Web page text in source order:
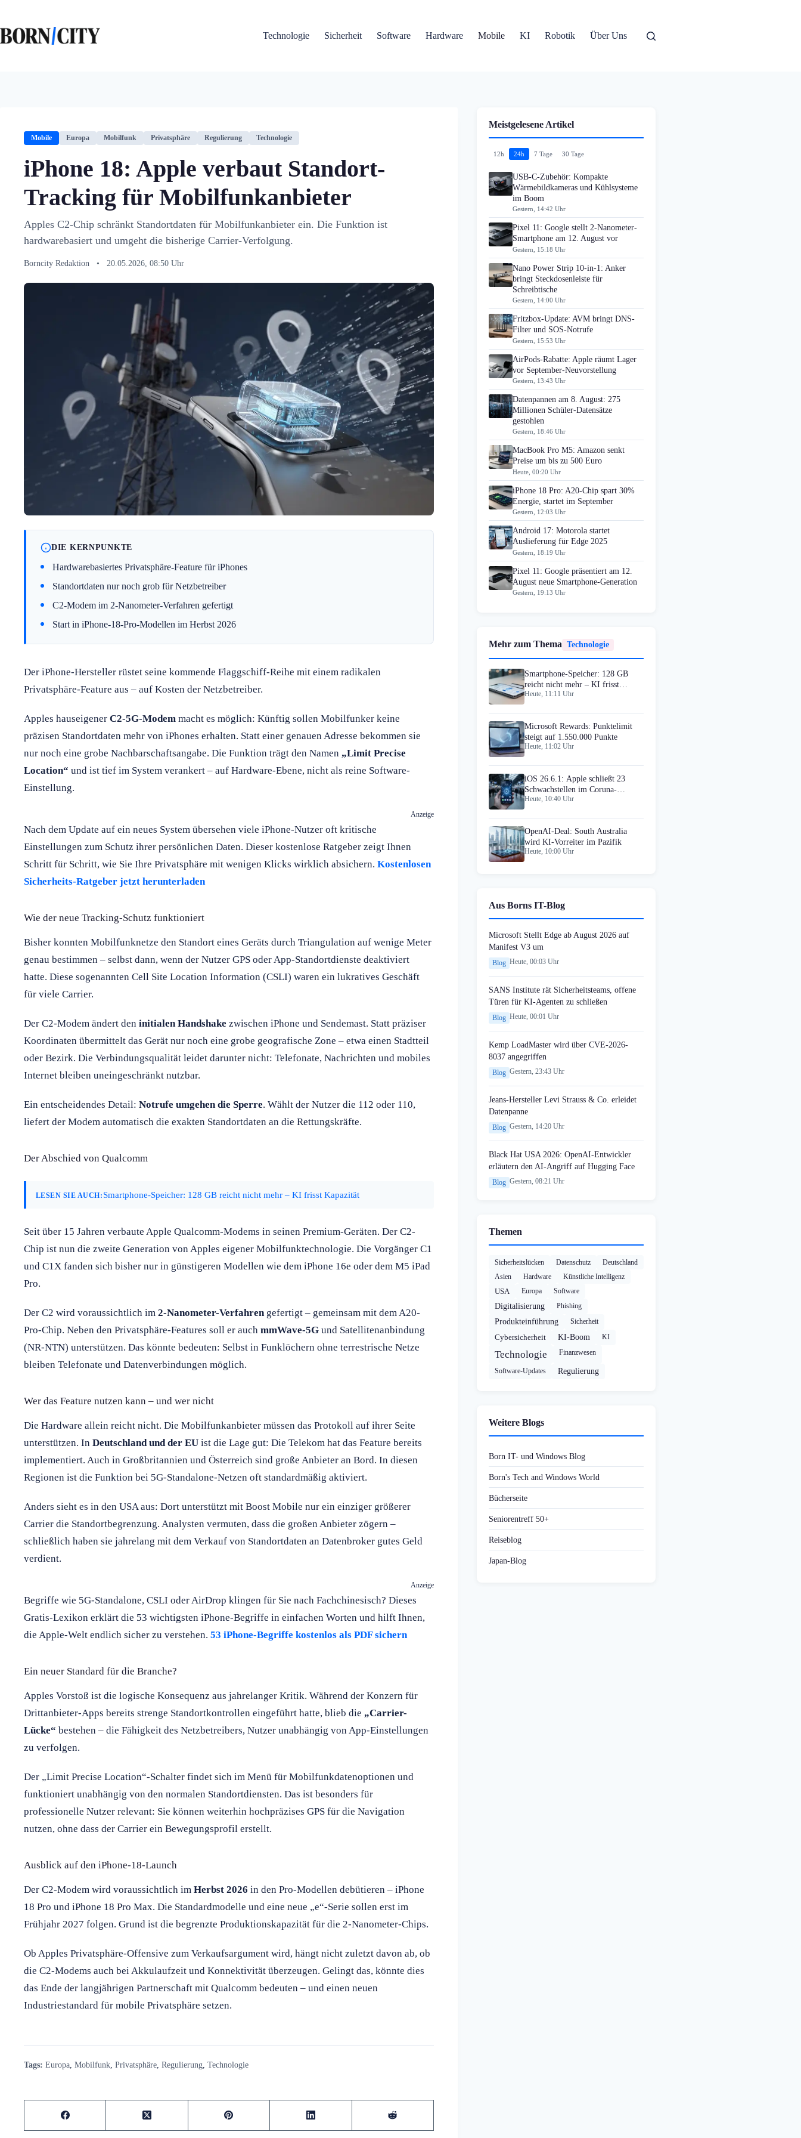
springen
Technologie
Sicherheit Software Hardware Mobile KI Robotik Über Uns
Mobile Europa Mobilfunk Privatsphäre Regulierung Technologie
iPhone 18: Apple verbaut Standort-
Tracking für Mobilfunkanbieter
Apples C2-Chip schränkt Standortdaten für Mobilfunkanbieter ein. Die Funktion ist
hardwarebasiert und umgeht die bisherige Carrier-Verfolgung.
Borncity Redaktion • 20.05.2026, 08:50 Uhr
DIE KERNPUNKTE
Hardwarebasiertes Privatsphäre-Feature für iPhones
Standortdaten nur noch grob für Netzbetreiber
C2-Modem im 2-Nanometer-Verfahren gefertigt
Start in iPhone-18-Pro-Modellen im Herbst 2026
Der iPhone-Hersteller rüstet seine kommende Flaggschiff-Reihe mit einem radikalen
Privatsphäre-Feature aus – auf Kosten der Netzbetreiber.
Apples hauseigener C2-5G-Modem macht es möglich: Künftig sollen Mobilfunker keine
präzisen Standortdaten mehr von iPhones erhalten. Statt einer genauen Adresse bekommen sie
nur noch eine grobe Nachbarschaftsangabe. Die Funktion trägt den Namen „Limit Precise
Location“ und ist tief im System verankert – auf Hardware-Ebene, nicht als reine Software-
Einstellung.
Anzeige
Nach dem Update auf ein neues System übersehen viele iPhone-Nutzer oft kritische
Einstellungen zum Schutz ihrer persönlichen Daten. Dieser kostenlose Ratgeber zeigt Ihnen
Schritt für Schritt, wie Sie Ihre Privatsphäre mit wenigen Klicks wirklich absichern. Kostenlosen
Sicherheits-Ratgeber jetzt herunterladen
Wie der neue Tracking-Schutz funktioniert
Bisher konnten Mobilfunknetze den Standort eines Geräts durch Triangulation auf wenige Meter
genau bestimmen – selbst dann, wenn der Nutzer GPS oder App-Standortdienste deaktiviert
hatte. Diese sogenannten Cell Site Location Information (CSLI) waren ein lukratives Geschäft
für viele Carrier.
Der C2-Modem ändert den initialen Handshake zwischen iPhone und Sendemast. Statt präziser
Koordinaten übermittelt das Gerät nur noch eine grobe geografische Zone – etwa einen Stadtteil
oder Bezirk. Die Verbindungsqualität leidet darunter nicht: Telefonate, Nachrichten und mobiles
Internet bleiben uneingeschränkt nutzbar.
Ein entscheidendes Detail: Notrufe umgehen die Sperre. Wählt der Nutzer die 112 oder 110,
liefert der Modem automatisch die exakten Standortdaten an die Rettungskräfte.
Der Abschied von Qualcomm
LESEN SIE AUCH: Smartphone-Speicher: 128 GB reicht nicht mehr – KI frisst Kapazität
Seit über 15 Jahren verbaute Apple Qualcomm-Modems in seinen Premium-Geräten. Der C2-
Chip ist nun die zweite Generation von Apples eigener Mobilfunktechnologie. Die Vorgänger C1
und C1X fanden sich bisher nur in günstigeren Modellen wie dem iPhone 16e oder dem M5 iPad
Pro.
Der C2 wird voraussichtlich im 2-Nanometer-Verfahren gefertigt – gemeinsam mit dem A20-
Pro-Chip. Neben den Privatsphäre-Features soll er auch mmWave-5G und Satellitenanbindung
(NR-NTN) unterstützen. Das könnte bedeuten: Selbst in Funklöchern ohne terrestrische Netze
bleiben Telefonate und Datenverbindungen möglich.
Wer das Feature nutzen kann – und wer nicht
Die Hardware allein reicht nicht. Die Mobilfunkanbieter müssen das Protokoll auf ihrer Seite
unterstützen. In Deutschland und der EU ist die Lage gut: Die Telekom hat das Feature bereits
implementiert. Auch in Großbritannien und Österreich sind große Anbieter an Bord. In diesen
Regionen ist die Funktion bei 5G-Standalone-Netzen oft standardmäßig aktiviert.
Anders sieht es in den USA aus: Dort unterstützt mit Boost Mobile nur ein einziger größerer
Carrier die Standortbegrenzung. Analysten vermuten, dass die großen Anbieter zögern –
schließlich haben sie jahrelang mit dem Verkauf von Standortdaten an Datenbroker gutes Geld
verdient.
Anzeige
Begriffe wie 5G-Standalone, CSLI oder AirDrop klingen für Sie nach Fachchinesisch? Dieses
Gratis-Lexikon erklärt die 53 wichtigsten iPhone-Begriffe in einfachen Worten und hilft Ihnen,
die Apple-Welt endlich sicher zu verstehen. 53 iPhone-Begriffe kostenlos als PDF sichern
Ein neuer Standard für die Branche?
Apples Vorstoß ist die logische Konsequenz aus jahrelanger Kritik. Während der Konzern für
Drittanbieter-Apps bereits strenge Standortkontrollen eingeführt hatte, blieb die „Carrier-
Lücke“ bestehen – die Fähigkeit des Netzbetreibers, Nutzer unabhängig von App-Einstellungen
zu verfolgen.
Der „Limit Precise Location“-Schalter findet sich im Menü für Mobilfunkdatenoptionen und
funktioniert unabhängig von den normalen Standortdiensten. Das ist besonders für
professionelle Nutzer relevant: Sie können weiterhin hochpräzises GPS für die Navigation
nutzen, ohne dass der Carrier ein Bewegungsprofil erstellt.
Ausblick auf den iPhone-18-Launch
Der C2-Modem wird voraussichtlich im Herbst 2026 in den Pro-Modellen debütieren – iPhone
18 Pro und iPhone 18 Pro Max. Die Standardmodelle und eine neue „e“-Serie sollen erst im
Frühjahr 2027 folgen. Grund ist die begrenzte Produktionskapazität für die 2-Nanometer-Chips.
Ob Apples Privatsphäre-Offensive zum Verkaufsargument wird, hängt nicht zuletzt davon ab, ob
die C2-Modems auch bei Akkulaufzeit und Konnektivität überzeugen. Gelingt das, könnte dies
das Ende der langjährigen Partnerschaft mit Qualcomm bedeuten – und einen neuen
Industriestandard für mobile Privatsphäre setzen.
Tags: Europa Mobilfunk Privatsphäre Regulierung Technologie
Meistgelesene Artikel
12h 24h 7 Tage 30 Tage
USB-C-Zubehör: Kompakte
Wärmebildkameras und Kühlsysteme
im Boom
Gestern, 14:42 Uhr
Pixel 11: Google stellt 2-Nanometer-
Smartphone am 12. August vor
Gestern, 15:18 Uhr
Nano Power Strip 10-in-1: Anker
bringt Steckdosenleiste für
Schreibtische
Gestern, 14:00 Uhr
Fritzbox-Update: AVM bringt DNS-
Filter und SOS-Notrufe
Gestern, 15:53 Uhr
AirPods-Rabatte: Apple räumt Lager
vor September-Neuvorstellung
Gestern, 13:43 Uhr
Datenpannen am 8. August: 275
Millionen Schüler-Datensätze
gestohlen
Gestern, 18:46 Uhr
MacBook Pro M5: Amazon senkt
Preise um bis zu 500 Euro
Heute, 00:20 Uhr
iPhone 18 Pro: A20-Chip spart 30%
Energie, startet im September
Gestern, 12:03 Uhr
Android 17: Motorola startet
Auslieferung für Edge 2025
Gestern, 18:19 Uhr
Pixel 11: Google präsentiert am 12.
August neue Smartphone-Generation
Gestern, 19:13 Uhr
Mehr zum Thema Technologie
Smartphone-Speicher: 128 GB
reicht nicht mehr – KI frisst
Kapazität
Heute, 11:11 Uhr
Microsoft Rewards: Punktelimit
steigt auf 1.550.000 Punkte
Heute, 11:02 Uhr
iOS 26.6.1: Apple schließt 23
Schwachstellen im Coruna-
Exploit-Kit
Heute, 10:40 Uhr
OpenAI-Deal: South Australia
wird KI-Vorreiter im Pazifik
Heute, 10:00 Uhr
Aus Borns IT-Blog
Microsoft Stellt Edge ab August 2026 auf
Manifest V3 um
Blog Heute, 00:03 Uhr
SANS Institute rät Sicherheitsteams, offene
Türen für KI-Agenten zu schließen
Blog Heute, 00:01 Uhr
Kemp LoadMaster wird über CVE-2026-
8037 angegriffen
Blog Gestern, 23:43 Uhr
Jeans-Hersteller Levi Strauss & Co. erleidet
Datenpanne
Blog Gestern, 14:20 Uhr
Black Hat USA 2026: OpenAI-Entwickler
erläutern den AI-Angriff auf Hugging Face
Blog Gestern, 08:21 Uhr
Themen
Sicherheitslücken Datenschutz
Deutschland
Asien
Hardware Künstliche Intelligenz
USA Europa Software
Digitalisierung Phishing
Produkteinführung Sicherheit
Cybersicherheit KI-Boom KI
Technologie Finanzwesen
Software-Updates Regulierung
Weitere Blogs
Born IT- und Windows Blog
Born's Tech and Windows World
Bücherseite
Seniorentreff 50+
Reiseblog
Japan-Blog